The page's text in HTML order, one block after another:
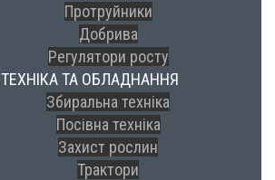
Протруйники
Добрива
Регулятори росту
ТЕХНІКА ТА ОБЛАДНАННЯ
Збиральна техніка
Посівна техніка
Захист рослин
Трактори